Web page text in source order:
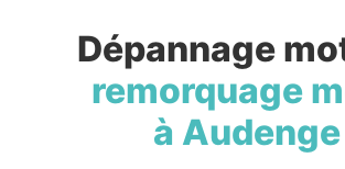
Dépannage
remorquage
à Audenge